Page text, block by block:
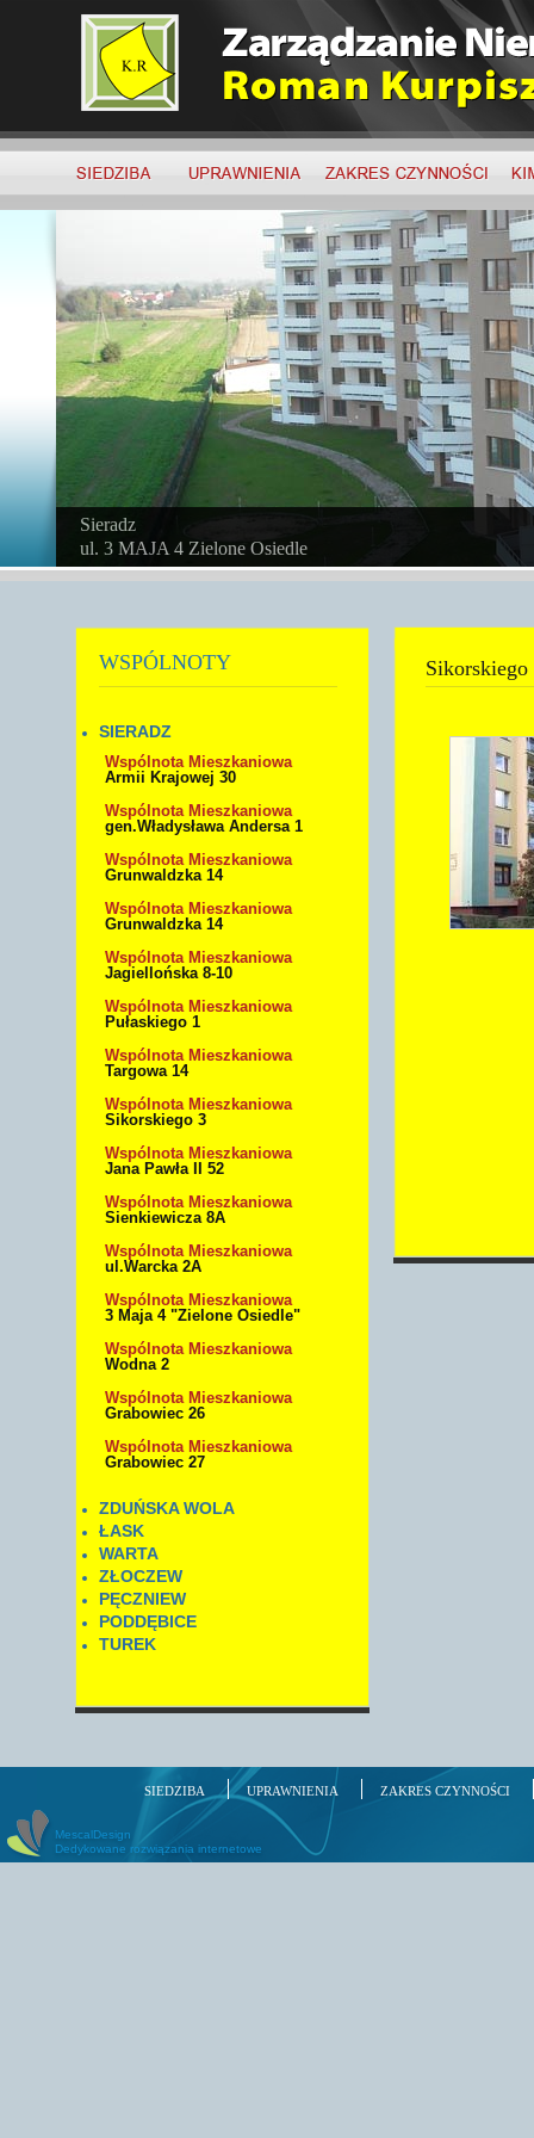
Sieradz
ul. 3 MAJA 4 Zielone Osiedle
WSPÓLNOTY
SIERADZ
Wspólnota Mieszkaniowa
Armii Krajowej 30
Wspólnota Mieszkaniowa
gen.Władysława Andersa 1
Wspólnota Mieszkaniowa
Grunwaldzka 14
Wspólnota Mieszkaniowa
Grunwaldzka 14
Wspólnota Mieszkaniowa
Jagiellońska 8-10
Wspólnota Mieszkaniowa
Pułaskiego 1
Wspólnota Mieszkaniowa
Targowa 14
Wspólnota Mieszkaniowa
Sikorskiego 3
Wspólnota Mieszkaniowa
Jana Pawła II 52
Wspólnota Mieszkaniowa
Sienkiewicza 8A
Wspólnota Mieszkaniowa
ul.Warcka 2A
Wspólnota Mieszkaniowa
3 Maja 4 "Zielone Osiedle"
Wspólnota Mieszkaniowa
Wodna 2
Wspólnota Mieszkaniowa
Grabowiec 26
Wspólnota Mieszkaniowa
Grabowiec 27
ZDUŃSKA WOLA
ŁASK
WARTA
ZŁOCZEW
PĘCZNIEW
PODDĘBICE
TUREK
Sikorskiego
SIEDZIBA UPRAWNIENIA ZAKRES CZYNNOŚCI
MescalDesign
Dedykowane rozwiązania internetowe